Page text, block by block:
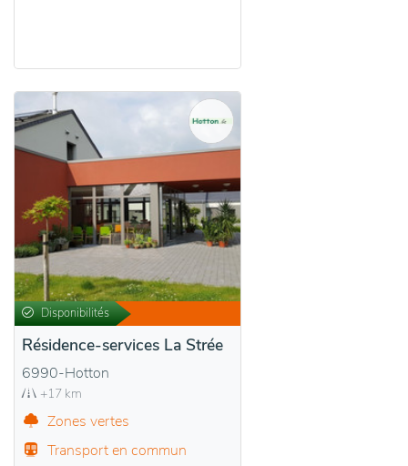
Disponibilités
Résidence-services La Strée
6990-Hotton
+17 km
Zones vertes
Transport en commun